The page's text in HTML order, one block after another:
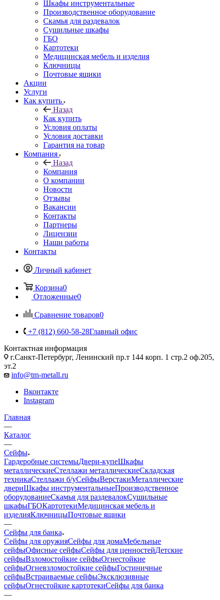
Шкафы инструментальные
Производственное оборудование
Скамья для раздевалок
Сушильные шкафы
ГБО
Картотеки
Медицинская мебель и изделия
Ключницы
Почтовые ящики
Акции
Услуги
Как купить
Назад
Как купить
Условия оплаты
Условия доставки
Гарантия на товар
Компания
Назад
Компания
О компании
Новости
Отзывы
Вакансии
Контакты
Партнеры
Лицензии
Наши работы
Контакты
Личный кабинет
Корзина0
Отложенные0
Сравнение товаров0
+7 (812) 660-58-28Главный офис
Контактная информация
г.Санкт-Петербург, Ленинский пр.т 144 корп. 1 стр.2 оф.205,
эт.2
info@tm-metall.ru
Вконтакте
Instagram
Главная
—
Каталог
—
Сейфы
Гардеробные системыДвери-купеШкафы
металлическиеСтеллажи металлическиеСкладская
техникаСтеллажи б/уСейфыВерстакиМеталлические
двериШкафы инструментальныеПроизводственное
оборудованиеСкамья для раздевалокСушильные
шкафыГБОКартотекиМедицинская мебель и
изделияКлючницыПочтовые ящики
—
Сейфы для банка
Сейфы для оружияСейфы для домаМебельные
сейфыОфисные сейфыСейфы для ценностейДетские
сейфыВзломостойкие сейфыОгнестойкие
сейфыОгневзломостойкие сейфыГостиничные
сейфыВстраиваемые сейфыЭксклюзивные
сейфыОгнестойкие картотекиСейфы для банка
—